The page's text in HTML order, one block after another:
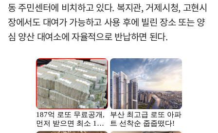
동 주민센터에 비치하고 있다. 복지관, 거제시청, 고현시
장에서도 대여가 가능하고 사용 후에 빌린 장소 또는 양
심 양산 대여소에 자율적으로 반납하면 된다.